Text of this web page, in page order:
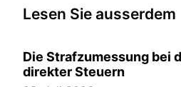
Lesen Sie ausserdem
Die Strafzumessung bei
direkter Steuern